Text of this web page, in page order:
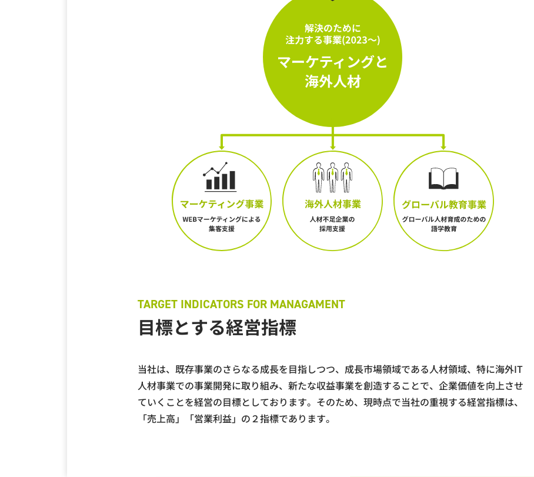
ビジョン「持続可能な社会の創出」
Zenkenがとくに注力する社会課題
生産労働人口減少
地方の過疎化
介護問題
世界の人口爆発
目標とする経営指標
当社は、既存事業のさらなる成長を目指しつつ、成長市場領域である人材領域、特に海外IT
人材事業での事業開発に取り組み、新たな収益事業を創造することで、企業価値を向上させ
ていくことを経営の目標としております。そのため、現時点で当社の重視する経営指標は、
「売上高」「営業利益」の２指標であります。